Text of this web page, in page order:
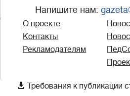
Напишите нам:
О проекте
Контакты
Рекламодателям
 Требования к публикации